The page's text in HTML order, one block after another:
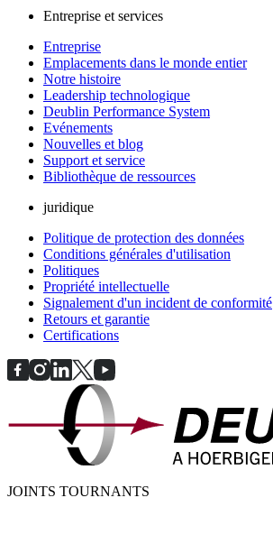
Entreprise et services
Entreprise
Emplacements dans le monde entier
Notre histoire
Leadership technologique
Deublin Performance System
Evénements
Nouvelles et blog
Support et service
Bibliothèque de ressources
juridique
Politique de protection des données
Conditions générales d'utilisation
Politiques
Propriété intellectuelle
Signalement d'un incident de conformité
Retours et garantie
Certifications
JOINTS TOURNANTS